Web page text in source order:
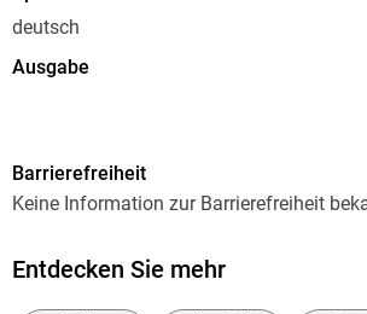
deutsch
Ausgabe
595 Minuten
Reihe
Barrierefreiheit
Keine Information zur Barrierefreiheit
Entdecken Sie mehr